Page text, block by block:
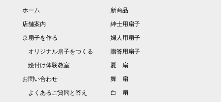
ホーム
店舗案内
京扇子を作る
オリジナル扇子をつくる
絵付け体験教室
お問い合わせ
よくあるご質問と答え
新商品
紳士用扇子
婦人用扇子
贈答用扇子
夏 扇
舞 扇
白 扇